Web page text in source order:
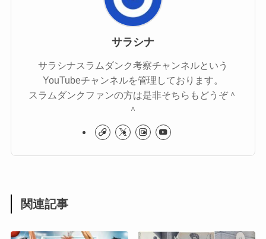
サラシナ
サラシナスラムダンク考察チャンネルという
YouTubeチャンネルを管理しております。
スラムダンクファンの方は是非そちらもどうぞ＾
＾
関連記事